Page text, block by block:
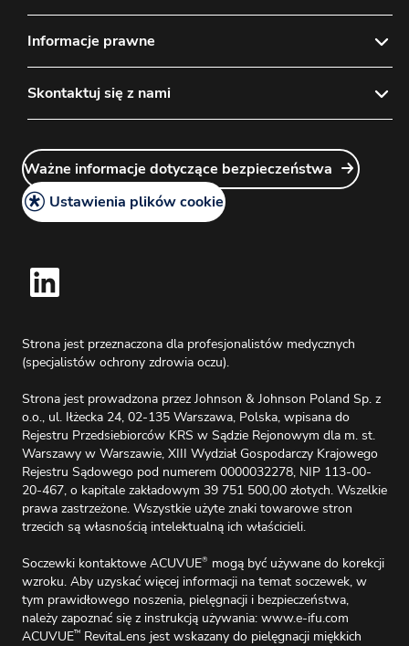
Aktualności
Mapa strony
Odpowiedzialność
Informacje prawne
Polityka prywatności
Instrukcja używania
Ważne informacje dotyczące bezpieczeństwa
Informacje prawne
Polityka plików cookie
Skontaktuj się z nami
Kontakt
Praca w J&J
Ważne informacje dotyczące bezpieczeństwa
Ustawienia plików cookie
Strona jest przeznaczona dla profesjonalistów medycznych
(specjalistów ochrony zdrowia oczu).
Strona jest prowadzona przez Johnson & Johnson Poland Sp. z
o.o., ul. Iłżecka 24, 02-135 Warszawa, Polska, wpisana do
Rejestru Przedsiebiorców KRS w Sądzie Rejonowym dla m. st.
Warszawy w Warszawie, XIII Wydział Gospodarczy Krajowego
Rejestru Sądowego pod numerem 0000032278, NIP 113-00-
20-467, o kapitale zakładowym 39 751 500,00 złotych. Wszelkie
prawa zastrzeżone. Wszystkie użyte znaki towarowe stron
trzecich są własnością intelektualną ich właścicieli.
Soczewki kontaktowe ACUVUE® mogą być używane do korekcji
wzroku. Aby uzyskać więcej informacji na temat soczewek, w
tym prawidłowego noszenia, pielęgnacji i bezpieczeństwa,
należy zapoznać się z instrukcją używania: www.e-ifu.com
ACUVUE™ RevitaLens jest wskazany do pielęgnacji miękkich